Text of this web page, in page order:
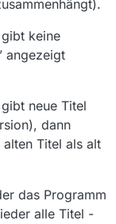
keine
angezeigt
neue Titel
dann
Titel als alt
das Programm
alle Titel -